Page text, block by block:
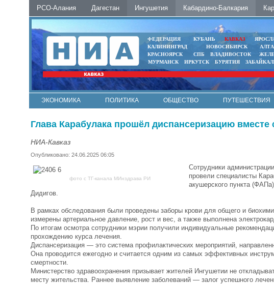
РСО-Алания Дагестан Ингушетия Кабардино-Балкария
ФЕДЕРАЦИЯ КУБАНЬ КАВКАЗ
КАЛИНИНГРАД
НОВОСИБИРСК
КРАСНОЯРСК
СПБ ВЛАДИВОСТОК
МУРМАНСК
ИРКУТСК БУРЯТИЯ
ЭКОНОМИКА ПОЛИТИКА ОБЩЕСТВО ПУТЕШЕСТВИЯ
Глава Карабулака прошёл диспансеризацию вместе
НИА-Кавказ
Опубликовано: 24.06.2025 06:05
фото с ТГ-канала МИнздрава РИ
Сотрудники
провели специалисты
акушерского пункта
Дидигов.
В рамках обследования были проведены заборы крови для общего и
измерены артериальное давление, рост и вес, а также выполнена
По итогам осмотра сотрудники мэрии получили индивидуальные
прохождению курса лечения.
Диспансеризация — это система профилактических мероприятий,
Она проводится ежегодно и считается одним из самых эффективных
смертности.
Министерство здравоохранения призывает жителей Ингушетии не
месту жительства. Раннее выявление заболеваний — залог успешного